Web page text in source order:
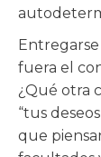
fuera el
¿Qué otra
“tus
que